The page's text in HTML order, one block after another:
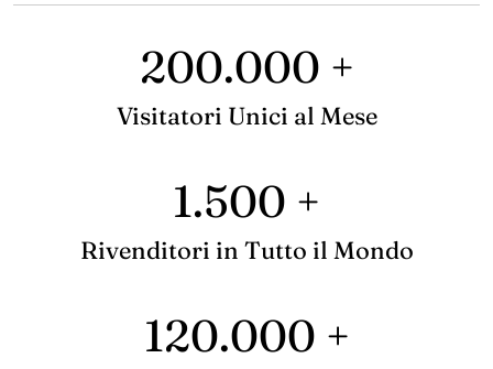
200.000 +
Visitatori Unici al Mese
1.500 +
Rivenditori in Tutto il Mondo
120.000 +